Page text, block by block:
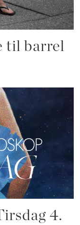
til barrel
4.